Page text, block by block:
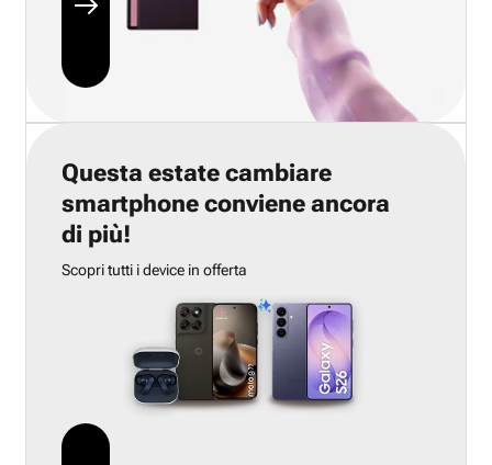
Questa estate cambiare
smartphone conviene ancora
di più!
Scopri tutti i device in offerta